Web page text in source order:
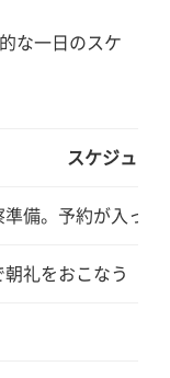
な一日のスケ
スケジュー
備。予約が入っ
礼をおこなう